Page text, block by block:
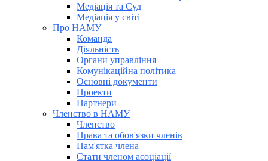
Медіація та Суд
Медіація у світі
Про НАМУ
Команда
Діяльність
Органи управління
Комунікаційна політика
Основні документи
Проекти
Партнери
Членство в НАМУ
Членство
Права та обов'язки членів
Пам'ятка члена
Стати членом асоціації